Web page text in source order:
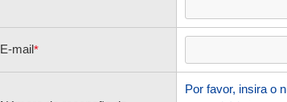
E-mail*
Por favor, insira o